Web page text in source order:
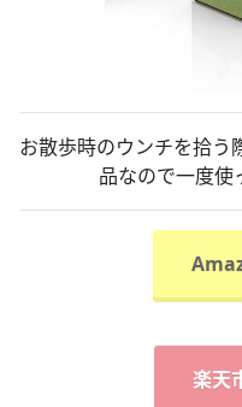
お散歩時のウンチを拾う
品なので一度使
楽天